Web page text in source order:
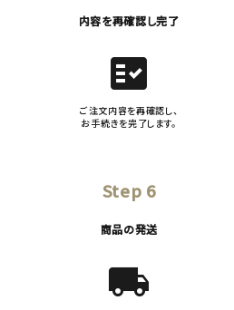
内容を再確認し完了
fact_check
ご注文内容を再確認し、
お手続きを完了します。
Step 6
商品の発送
local_shipping